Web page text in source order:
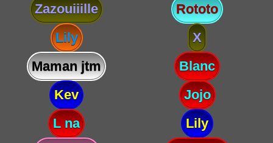
Zazouiiille
Rototo
Lily
X
Maman jtm
Blanc
Kev
Jojo
L na
Lily